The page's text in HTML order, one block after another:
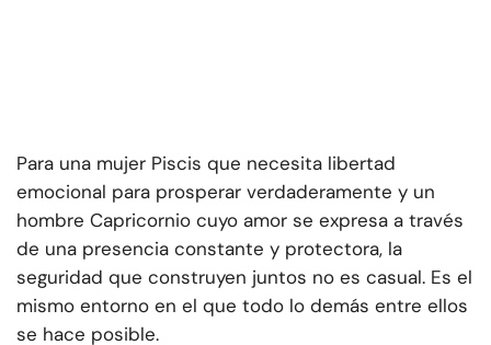
Para una mujer Piscis que necesita libertad
emocional para prosperar verdaderamente y un
hombre Capricornio cuyo amor se expresa a través
de una presencia constante y protectora, la
seguridad que construyen juntos no es casual. Es el
mismo entorno en el que todo lo demás entre ellos
se hace posible.